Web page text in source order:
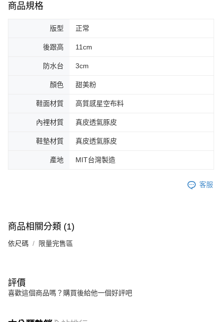
商品規格
版型 正常
後跟高 11cm
防水台 3cm
顏色 甜美粉
鞋面材質 高質感星空布料
內裡材質 真皮透氣豚皮
鞋墊材質 真皮透氣豚皮
產地 MIT台灣製造
客服
商品相關分類 (1)
依尺碼 限量完售區
評價
喜歡這個商品嗎？購買後給他一個好評吧